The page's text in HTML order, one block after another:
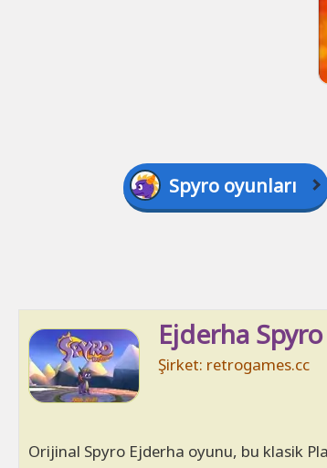
Spyro oyunları
Ejderha
Şirket: retrogames.cc
Orijinal Spyro Ejderha oyunu, bu klasik